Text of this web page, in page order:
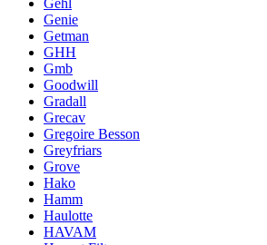
Gehl
Genie
Getman
GHH
Gmb
Goodwill
Gradall
Grecav
Gregoire Besson
Greyfriars
Grove
Hako
Hamm
Haulotte
HAVAM